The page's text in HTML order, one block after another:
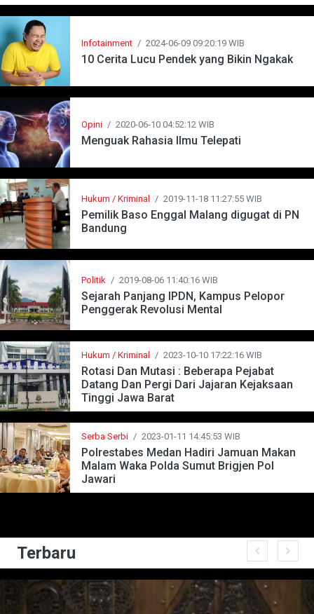
Infotainment / 2024-06-09 09:20:19 WIB
10 Cerita Lucu Pendek yang Bikin Ngakak
Opini / 2020-06-10 04:52:12 WIB
Menguak Rahasia Ilmu Telepati
Hukum / Kriminal / 2019-11-18 11:27:55 WIB
Pemilik Baso Enggal Malang digugat di PN
Bandung
Politik / 2019-08-06 11:40:16 WIB
Sejarah Panjang IPDN, Kampus Pelopor
Penggerak Revolusi Mental
Hukum / Kriminal / 2023-10-10 17:22:16 WIB
Rotasi Dan Mutasi : Beberapa Pejabat
Datang Dan Pergi Dari Jajaran Kejaksaan
Tinggi Jawa Barat
Serba Serbi / 2023-01-11 14:45:53 WIB
Polrestabes Medan Hadiri Jamuan Makan
Malam Waka Polda Sumut Brigjen Pol
Jawari
Terbaru